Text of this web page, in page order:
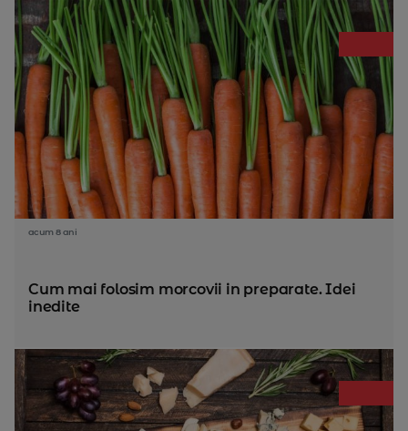
acum 8 ani
Cum mai folosim morcovii in preparate. Idei
inedite